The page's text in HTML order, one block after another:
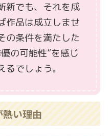
新でも、それを成
作品は成立しませ
の条件を満たした
の可能性”を感じ
でしょう。
い理由